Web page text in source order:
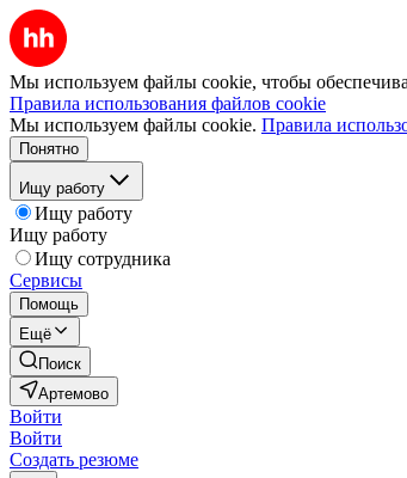
Мы используем файлы cookie, чтобы
Правила использования файлов cookie
Мы используем файлы cookie. Правила
Понятно
Ищу работу
Ищу работу
Ищу работу
Ищу сотрудника
Сервисы
Помощь
Ещё
Поиск
Артемово
Войти
Войти
Создать резюме